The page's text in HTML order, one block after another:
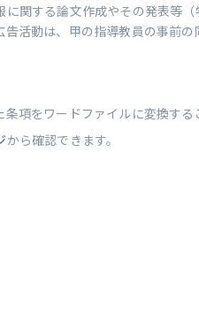
関する論文作成やその発表等
活動は、甲の指導教員の事前の
項をワードファイルに変換する
から確認できます。